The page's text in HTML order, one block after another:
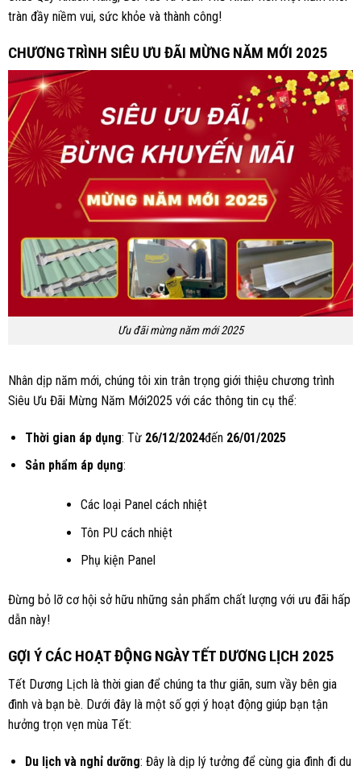
tràn đầy niềm vui, sức khỏe và thành công!
CHƯƠNG TRÌNH SIÊU ƯU ĐÃI MỪNG NĂM MỚI 2025
Ưu đãi mừng năm mới 2025
Nhân dịp năm mới, chúng tôi xin trân trọng giới thiệu chương trình
Siêu Ưu Đãi Mừng Năm Mới2025 với các thông tin cụ thể:
Thời gian áp dụng: Từ 26/12/2024đến 26/01/2025
Sản phẩm áp dụng:
Các loại Panel cách nhiệt
Tôn PU cách nhiệt
Phụ kiện Panel
Đừng bỏ lỡ cơ hội sở hữu những sản phẩm chất lượng với ưu đãi hấp
dẫn này!
GỢI Ý CÁC HOẠT ĐỘNG NGÀY TẾT DƯƠNG LỊCH 2025
Tết Dương Lịch là thời gian để chúng ta thư giãn, sum vầy bên gia
đình và bạn bè. Dưới đây là một số gợi ý hoạt động giúp bạn tận
hưởng trọn vẹn mùa Tết:
Du lịch và nghỉ dưỡng: Đây là dịp lý tưởng để cùng gia đình đi du